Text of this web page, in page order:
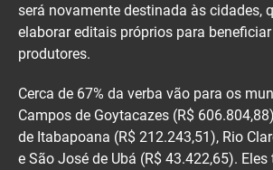
será novamente destinada às cidades,
elaborar editais próprios para
produtores.
Cerca de 67% da verba vão para os
Campos de Goytacazes (R$
de Itabapoana (R$ 212.243,51), Rio
e São José de Ubá (R$ 43.422,65).